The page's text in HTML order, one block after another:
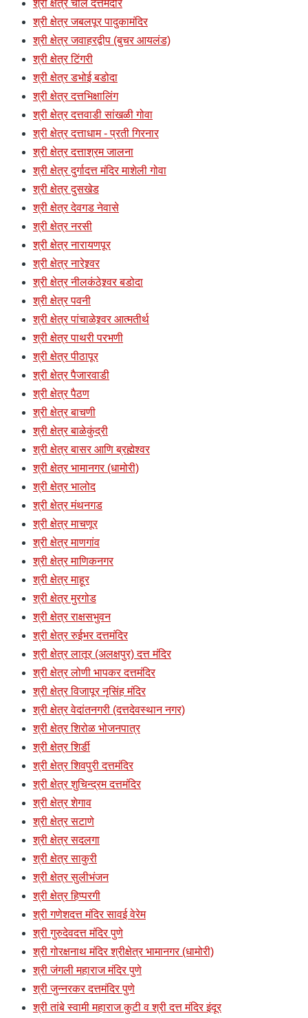
श्री क्षेत्र चौल दत्तमंदीर
श्री क्षेत्र जबलपूर पादुकामंदिर
श्री क्षेत्र जवाहरद्वीप (बुचर आयलंड)
श्री क्षेत्र टिंगरी
श्री क्षेत्र डभोई बडोदा
श्री क्षेत्र दत्तभिक्षालिंग
श्री क्षेत्र दत्तवाडी सांखळी गोवा
श्री क्षेत्र दत्ताधाम - प्रती गिरनार
श्री क्षेत्र दत्ताश्रम जालना
श्री क्षेत्र दुर्गादत्त मंदिर माशेली गोवा
श्री क्षेत्र दुसखेड
श्री क्षेत्र देवगड नेवासे
श्री क्षेत्र नरसी
श्री क्षेत्र नारायणपूर
श्री क्षेत्र नारेश्र्वर
श्री क्षेत्र नीलकंठेश्र्वर बडोदा
श्री क्षेत्र पवनी
श्री क्षेत्र पांचाळेश्र्वर आत्मतीर्थ
श्री क्षेत्र पाथरी परभणी
श्री क्षेत्र पीठापूर
श्री क्षेत्र पैजारवाडी
श्री क्षेत्र पैठण
श्री क्षेत्र बाचणी
श्री क्षेत्र बाळेकुंद्री
श्री क्षेत्र बासर आणि ब्रह्मेश्वर
श्री क्षेत्र भामानगर (धामोरी)
श्री क्षेत्र भालोद
श्री क्षेत्र मंथनगड
श्री क्षेत्र माचणूर
श्री क्षेत्र माणगांव
श्री क्षेत्र माणिकनगर
श्री क्षेत्र माहूर
श्री क्षेत्र मुरगोड
श्री क्षेत्र राक्षसभुवन
श्री क्षेत्र रुईभर दत्तमंदिर
श्री क्षेत्र लातूर (अलक्षपुर) दत्त मंदिर
श्री क्षेत्र लोणी भापकर दत्तमंदिर
श्री क्षेत्र विजापूर नृसिंह मंदिर
श्री क्षेत्र वेदांतनगरी (दत्तदेवस्थान नगर)
श्री क्षेत्र शिरोळ भोजनपात्र
श्री क्षेत्र शिर्डी
श्री क्षेत्र शिवपुरी दत्तमंदिर
श्री क्षेत्र शुचिन्द्रम दत्तमंदिर
श्री क्षेत्र शेगाव
श्री क्षेत्र सटाणे
श्री क्षेत्र सदलगा
श्री क्षेत्र साकुरी
श्री क्षेत्र सुलीभंजन
श्री क्षेत्र हिप्परगी
श्री गणेशदत्त मंदिर सावई वेरेम
श्री गुरुदेवदत्त मंदिर पुणे
श्री गोरक्षनाथ मंदिर श्रीक्षेत्र भामानगर (धामोरी)
श्री जंगली महाराज मंदिर पुणे
श्री जुन्नरकर दत्तमंदिर पुणे
श्री तांबे स्वामी महाराज कुटी व श्री दत्त मंदिर इंदूर